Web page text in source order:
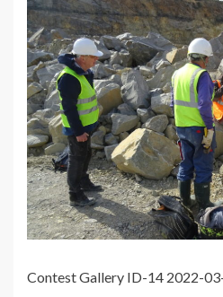
Contest Gallery ID-14 2022-